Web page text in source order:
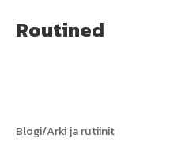
Routined
Blogi/Arki ja rutiinit